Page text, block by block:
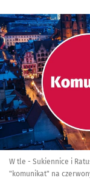
Kliknij, aby
W tle - Sukiennice i
"komunikat" na